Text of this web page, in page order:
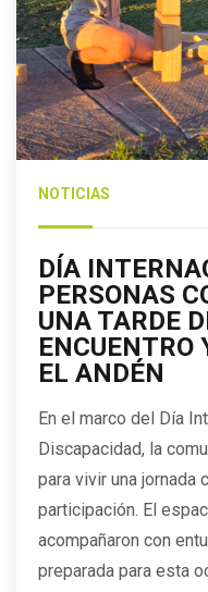
NOTICIAS
DÍA
PERSONAS
UNA TARDE
ENCUENTRO
EL ANDÉN
En el marco del Día
Discapacidad, la
para vivir una jornada
participación. El
acompañaron con
preparada para esta